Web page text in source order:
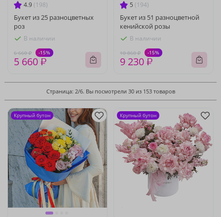
4.9 (198)
Букет из 25 разноцветных
роз
В наличии
6 660 ₽ -15%
5 660 ₽
5 (194)
Букет из 51 разноцветной
кенийской розы
В наличии
10 860 ₽ -15%
9 230 ₽
Страница: 2/6. Вы посмотрели 30 из 153 товаров
Крупный бутон Крупный бутон